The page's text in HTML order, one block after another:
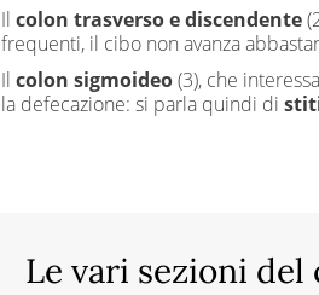
Il colon trasverso e discendente
frequenti, il cibo non avanza
Il colon sigmoideo(3), che
la defecazione: si parla quindi di
Le vari sezioni del